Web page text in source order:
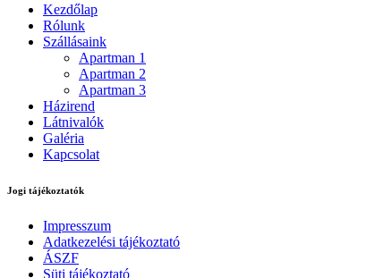
Kezdőlap
Rólunk
Szállásaink
Apartman 1
Apartman 2
Apartman 3
Házirend
Látnivalók
Galéria
Kapcsolat
Jogi tájékoztatók
Impresszum
Adatkezelési tájékoztató
ÁSZF
Süti tájékoztató